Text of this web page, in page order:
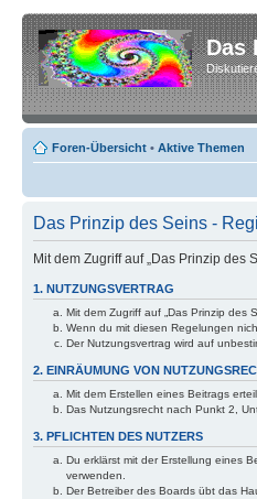
Das
Foren-Übersicht • Aktive Themen
Das Prinzip des Seins -
Mit dem Zugriff auf „Das Prinzip
1. NUTZUNGSVERTRAG
Mit dem Zugriff auf „Das Prinzip des
Wenn du mit diesen Regelungen
Der Nutzungsvertrag wird auf
2. EINRÄUMUNG VON
Mit dem Erstellen eines Beitrags
Das Nutzungsrecht nach Punkt 2,
3. PFLICHTEN DES NUTZERS
Du erklärst mit der Erstellung eines
verwenden.
Der Betreiber des Boards übt das